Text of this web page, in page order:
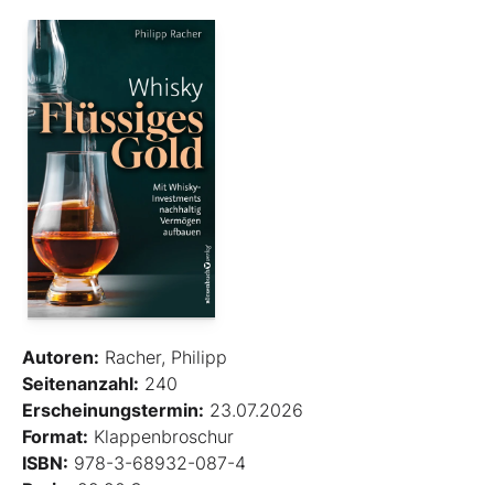
Autoren: Racher, Philipp
Seitenanzahl: 240
Erscheinungstermin: 23.07.2026
Format: Klappenbroschur
ISBN: 978-3-68932-087-4